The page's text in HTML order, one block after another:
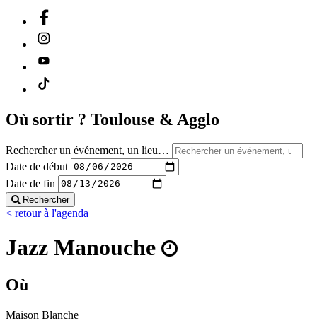
Où sortir ? Toulouse & Agglo
Rechercher un événement, un lieu…
Date de début
Date de fin
Rechercher
< retour à l'agenda
Jazz Manouche
Où
Maison Blanche